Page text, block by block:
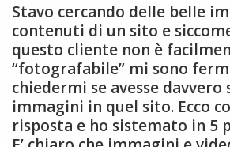
Stavo cercando delle belle
contenuti di un sito e
questo cliente non è
“fotografabile” mi sono
chiedermi se avesse davvero
immagini in quel sito. Ecco
risposta e ho sistemato in 5